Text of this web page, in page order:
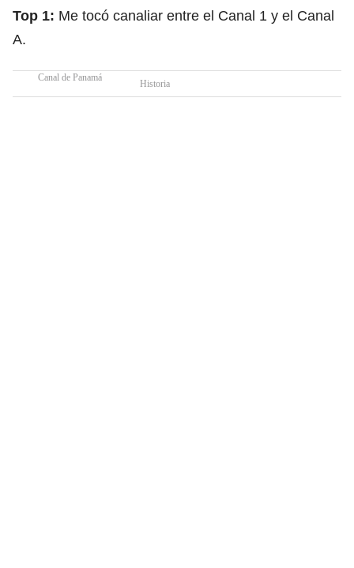
Top 1: Me tocó canaliar entre el Canal 1 y el Canal
A.
Canal de Panamá
Historia